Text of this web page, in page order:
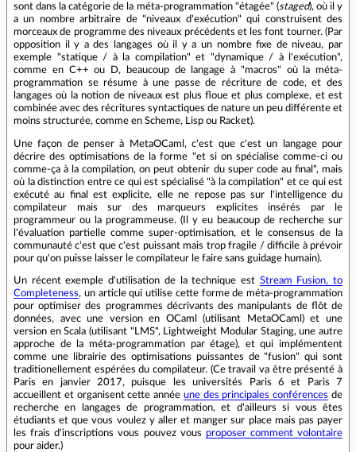
sont dans la catégorie de la méta-programmation "étagée" (staged), où il y
a un nombre arbitraire de "niveaux d'exécution" qui construisent des
morceaux de programme des niveaux précédents et les font tourner. (Par
opposition il y a des langages où il y a un nombre fixe de niveau, par
exemple "statique / à la compilation" et "dynamique / à l'exécution",
comme en C++ ou D, beaucoup de langage à "macros" où la méta-
programmation se résume à une passe de récriture de code, et des
langages où la notion de niveaux est plus floue et plus complexe, et est
combinée avec des récritures syntactiques de nature un peu différente et
moins structurée, comme en Scheme, Lisp ou Racket).
Une façon de penser à MetaOCaml, c'est que c'est un langage pour
décrire des optimisations de la forme "et si on spécialise comme-ci ou
comme-ça à la compilation, on peut obtenir du super code au final", mais
où la distinction entre ce qui est spécialisé "à la compilation" et ce qui est
exécuté au final est explicite, elle ne repose pas sur l'intelligence du
compilateur mais sur des marqueurs explicites insérés par le
programmeur ou la programmeuse. (Il y eu beaucoup de recherche sur
l'évaluation partielle comme super-optimisation, et le consensus de la
communauté c'est que c'est puissant mais trop fragile / difficile à prévoir
pour qu'on puisse laisser le compilateur le faire sans guidage humain).
Un récent exemple d'utilisation de la technique est Stream Fusion, to
Completeness, un article qui utilise cette forme de méta-programmation
pour optimiser des programmes décrivants des manipulants de flôt de
données, avec une version en OCaml (utilisant MetaOCaml) et une
version en Scala (utilisant "LMS", Lightweight Modular Staging, une autre
approche de la méta-programmation par étage), et qui implémentent
comme une librairie des optimisations puissantes de "fusion" qui sont
traditionellement espérées du compilateur. (Ce travail va être présenté à
Paris en janvier 2017, puisque les universités Paris 6 et Paris 7
accueillent et organisent cette année une des principales conférences de
recherche en langages de programmation, et d'ailleurs si vous êtes
étudiants et que vous voulez y aller et manger sur place mais pas payer
les frais d'inscriptions vous pouvez vous proposer comment volontaire
pour aider.)